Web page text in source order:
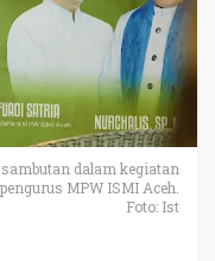
dalam kegiatan
MPW ISMI Aceh.
Foto: Ist